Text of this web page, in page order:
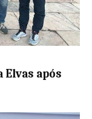
após